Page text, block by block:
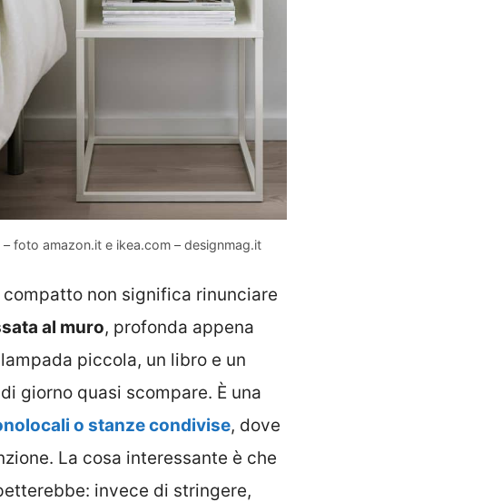
foto amazon.it e ikea.com – designmag.it
non significa rinunciare
al muro, profonda appena
piccola, un libro e un
giorno quasi scompare. È una
o stanze condivise, dove
La cosa interessante è che
invece di stringere,